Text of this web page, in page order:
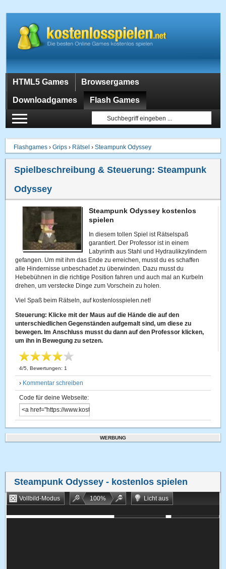
HTML5 Games Browsergames
Downloadgames Flash Games
Flashgames ›Grips › Rätsel ›Steampunk Odyssey
Spielbeschreibung & Steuerung:Steampunk
Odyssey
Steampunk Odyssey kostenlos
spielen
In diesem tollen Spiel ist Rätselspaß
garantiert. Der Professor ist in einem
Labyrinth aus Stahl und Hydraulikzylindern
gefangen. Um mit ihm das Ende zu erreichen, musst du es schaffen
alle Hindernisse unbeschadet zu überwinden. Dazu musst du
Hebebühnen in die richtige Position fahren und auch mal an Kurbeln
drehen, um verstecke Dinge zum Vorschein zu holen.
Viel Spaß beim Rätseln, auf kostenlosspielen.net!
Steuerung: Klicke mit der Maus auf die Hände die auf den
unterschiedlichen Gegenständen aufgemalt sind, um diese zu
bewegen. Im Anschluss musst du dann auf den Professor klicken,
um ihn in Bewegung zu setzen.
4/5 , Bewertungen: 1
› Kommentar schreiben
Code für deine Webseite:
WERBUNG
Steampunk Odyssey - kostenlos spielen
Vollbild-Modus 100%
Licht aus